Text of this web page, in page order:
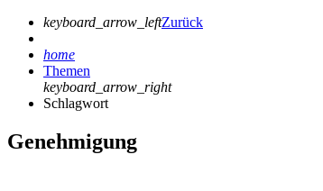
keyboard_arrow_leftZurück
home
Themen
keyboard_arrow_right
Schlagwort
Genehmigung